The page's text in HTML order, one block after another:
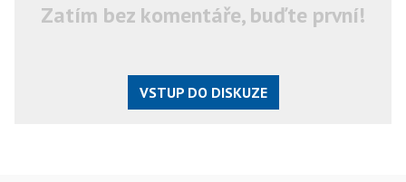
Zatím bez komentáře, buďte první!
VSTUP DO DISKUZE